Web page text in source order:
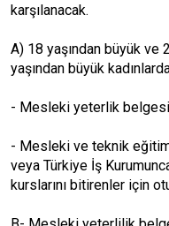
karşılanacak.
A) 18 yaşından büyük ve
yaşından büyük
- Mesleki yeterlik
- Mesleki ve teknik
veya Türkiye İş
kurslarını bitirenler için